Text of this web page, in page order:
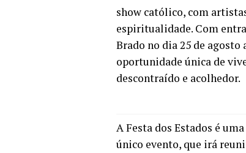
show católico, com
espiritualidade. Com
Brado no dia 25 de agosto
oportunidade única de
descontraído e acolhedor.
A Festa dos Estados é
único evento, que irá